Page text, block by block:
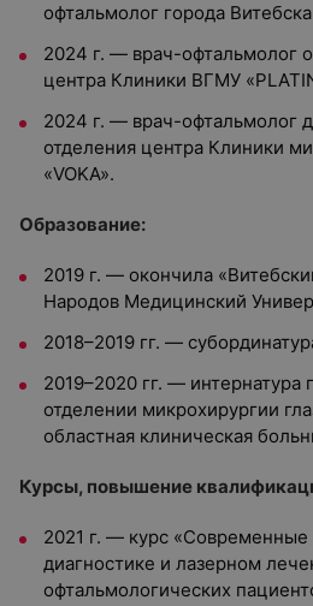
офтальмолог города
2024 г. — врач-офтальмолог
центра Клиники ВГМУ
2024 г. — врач-офтальмолог
отделения центра Клиники
«VOKA».
Образование:
2019 г. — окончила
Народов Медицинский
2018–2019 гг. —
2019–2020 гг. — интернатура
отделении микрохирургии
областная клиническая
Курсы, повышение
2021 г. — курс
диагностике и лазерном
офтальмологических